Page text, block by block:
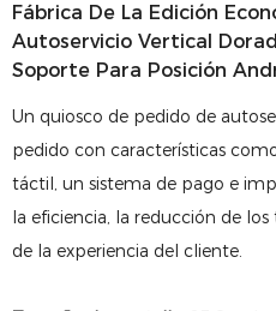
Fábrica De La Edición
Autoservicio Vertical
Soporte Para Posición
Un quiosco de pedido de
pedido con características
táctil, un sistema de pago e
la eficiencia, la reducción de
de la experiencia del cliente.